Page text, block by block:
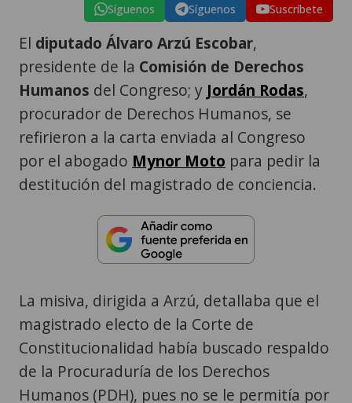
Síguenos Síguenos Suscríbete
El diputado Álvaro Arzú Escobar,
presidente de la Comisión de Derechos
Humanos del Congreso; y Jordán Rodas,
procurador de Derechos Humanos, se
refirieron a la carta enviada al Congreso
por el abogado Mynor Moto para pedir la
destitución del magistrado de conciencia.
La misiva, dirigida a Arzú, detallaba que el
magistrado electo de la Corte de
Constitucionalidad había buscado respaldo
de la Procuraduría de los Derechos
Humanos (PDH), pues no se le permitía por